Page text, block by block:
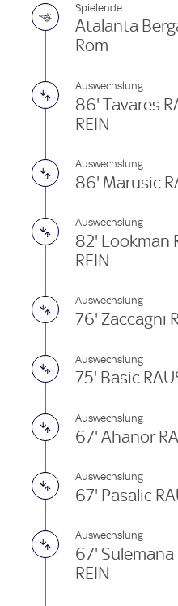
Spielende
Atalanta
Rom
Auswechslung
86' Tavares
REIN
Auswechslung
86' Marusic
Auswechslung
82' Lookman
REIN
Auswechslung
76' Zaccagni
Auswechslung
75' Basic
Auswechslung
67' Ahanor
Auswechslung
67' Pasalic
Auswechslung
67' Sulemana
REIN